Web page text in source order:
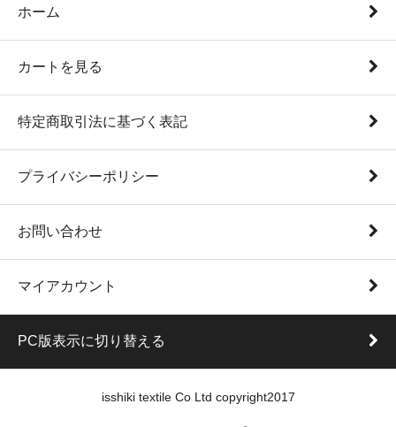
ホーム
カートを見る
特定商取引法に基づく表記
プライバシーポリシー
お問い合わせ
マイアカウント
PC版表示に切り替える
isshiki textile Co Ltd copyright2017